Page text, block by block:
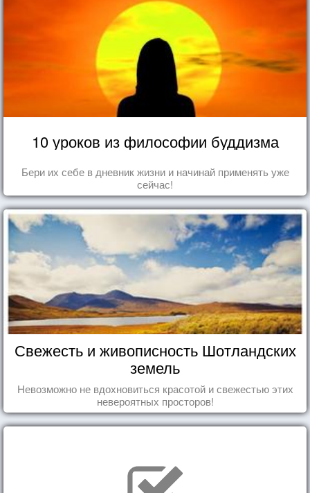
10 уроков из философии буддизма
Бери их себе в дневник жизни и начинай применять уже
сейчас!
Свежесть и живописность Шотландских
земель
Невозможно не вдохновиться красотой и свежестью этих
невероятных просторов!